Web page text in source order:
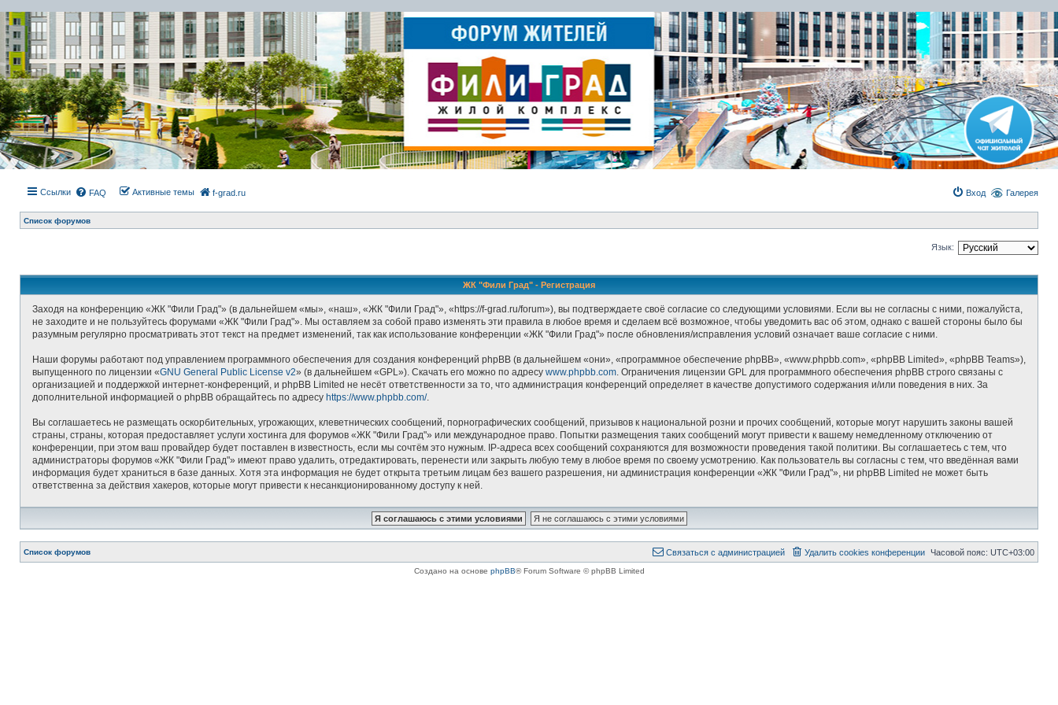
Ссылки Галерея
FAQ Активные темы f-grad.ru Вход
Список форумов
Язык:
ЖК "Фили Град" - Регистрация
Заходя на конференцию «ЖК "Фили Град"» (в дальнейшем «мы», «наш», «ЖК "Фили Град"», «https://f-grad.ru/forum»), вы подтверждаете своё согласие со следующими условиями. Если вы не согласны с ними, пожалуйста,
не заходите и не пользуйтесь форумами «ЖК "Фили Град"». Мы оставляем за собой право изменять эти правила в любое время и сделаем всё возможное, чтобы уведомить вас об этом, однако с вашей стороны было бы
разумным регулярно просматривать этот текст на предмет изменений, так как использование конференции «ЖК "Фили Град"» после обновления/исправления условий означает ваше согласие с ними.
Наши форумы работают под управлением программного обеспечения для создания конференций phpBB (в дальнейшем «они», «программное обеспечение phpBB», «www.phpbb.com», «phpBB Limited», «phpBB Teams»),
выпущенного по лицензии «GNU General Public License v2» (в дальнейшем «GPL»). Скачать его можно по адресу www.phpbb.com. Ограничения лицензии GPL для программного обеспечения phpBB строго связаны с
организацией и поддержкой интернет-конференций, и phpBB Limited не несёт ответственности за то, что администрация конференций определяет в качестве допустимого содержания и/или поведения в них. За
дополнительной информацией о phpBB обращайтесь по адресу https://www.phpbb.com/.
Вы соглашаетесь не размещать оскорбительных, угрожающих, клеветнических сообщений, порнографических сообщений, призывов к национальной розни и прочих сообщений, которые могут нарушить законы вашей
страны, страны, которая предоставляет услуги хостинга для форумов «ЖК "Фили Град"» или международное право. Попытки размещения таких сообщений могут привести к вашему немедленному отключению от
конференции, при этом ваш провайдер будет поставлен в известность, если мы сочтём это нужным. IP-адреса всех сообщений сохраняются для возможности проведения такой политики. Вы соглашаетесь с тем, что
администраторы форумов «ЖК "Фили Град"» имеют право удалить, отредактировать, перенести или закрыть любую тему в любое время по своему усмотрению. Как пользователь вы согласны с тем, что введённая вами
информация будет храниться в базе данных. Хотя эта информация не будет открыта третьим лицам без вашего разрешения, ни администрация конференции «ЖК "Фили Град"», ни phpBB Limited не может быть
ответственна за действия хакеров, которые могут привести к несанкционированному доступу к ней.
Список форумов Часовой пояс: UTC+03:00
Удалить cookies конференции
Связаться с администрацией
Создано на основе phpBB® Forum Software © phpBB Limited